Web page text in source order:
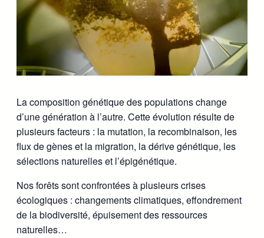
La composition génétique des populations change
d’une génération à l’autre. Cette évolution résulte de
plusieurs facteurs : la mutation, la recombinaison, les
flux de gènes et la migration, la dérive génétique, les
sélections naturelles et l’épigénétique.
Nos forêts sont confrontées à plusieurs crises
écologiques : changements climatiques, effondrement
de la biodiversité, épuisement des ressources
naturelles…